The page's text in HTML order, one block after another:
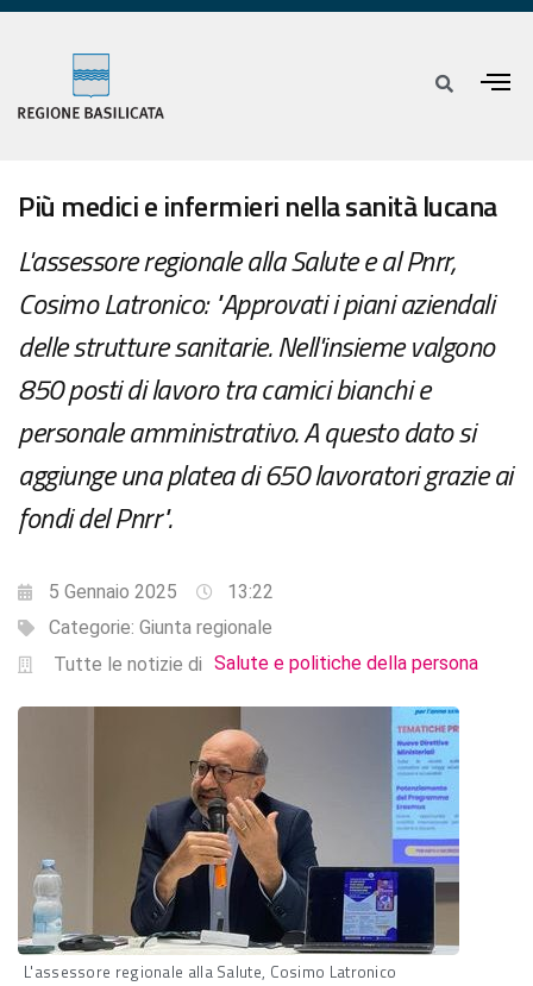
Più medici e infermieri nella sanità lucana
L'assessore regionale alla Salute e al Pnrr,
Cosimo Latronico: "Approvati i piani aziendali
delle strutture sanitarie. Nell'insieme valgono
850 posti di lavoro tra camici bianchi e
personale amministrativo. A questo dato si
aggiunge una platea di 650 lavoratori grazie ai
fondi del Pnrr".
5 Gennaio 2025
13:22
Categorie: Giunta regionale
Tutte le notizie di Salute e politiche della persona
L'assessore regionale alla Salute, Cosimo Latronico